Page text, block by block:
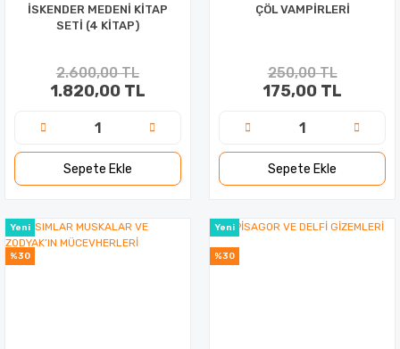
İSKENDER MEDENİ KİTAP
SETİ (4 KİTAP)
2.600,00 TL
1.820,00 TL
Sepete Ekle
ÇÖL VAMPİRLERİ
250,00 TL
175,00 TL
Sepete Ekle
%30
Yeni
%30
Yeni